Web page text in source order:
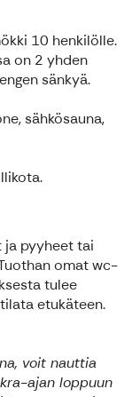
10 henkilölle.
on 2 yhden
sänkyä.
sähkösauna,
ja pyyheet tai
omat wc-
tulee
etukäteen.
voit nauttia
ajan loppuun